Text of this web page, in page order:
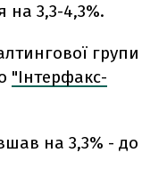
на 3,3-4,3%.
групи
"Інтерфакс-
на 3,3% - до